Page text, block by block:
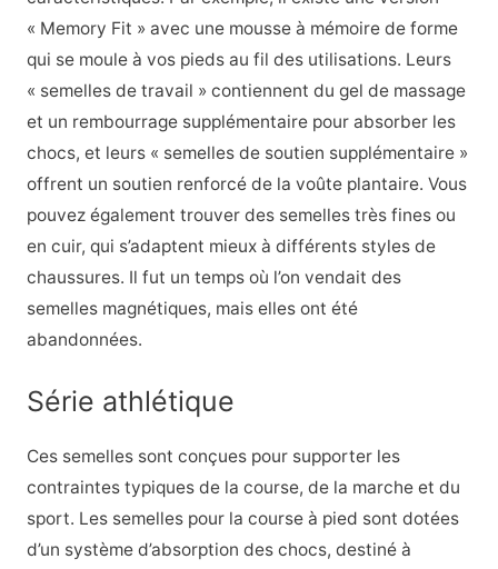
« Memory Fit » avec une mousse à mémoire de forme
qui se moule à vos pieds au fil des utilisations. Leurs
« semelles de travail » contiennent du gel de massage
et un rembourrage supplémentaire pour absorber les
chocs, et leurs « semelles de soutien supplémentaire »
offrent un soutien renforcé de la voûte plantaire. Vous
pouvez également trouver des semelles très fines ou
en cuir, qui s’adaptent mieux à différents styles de
chaussures. Il fut un temps où l’on vendait des
semelles magnétiques, mais elles ont été
abandonnées.
Série athlétique
Ces semelles sont conçues pour supporter les
contraintes typiques de la course, de la marche et du
sport. Les semelles pour la course à pied sont dotées
d’un système d’absorption des chocs, destiné à